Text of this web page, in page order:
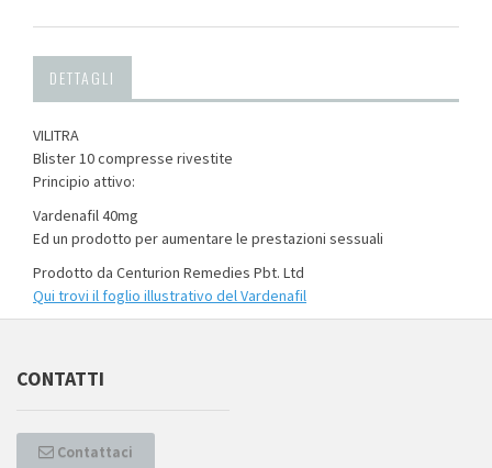
DETTAGLI
VILITRA
Blister 10 compresse rivestite
Principio attivo:
Vardenafil 40mg
Ed un prodotto per aumentare le prestazioni sessuali
Prodotto da Centurion Remedies Pbt. Ltd
Qui trovi il foglio illustrativo delVardenafil
CONTATTI
Contattaci